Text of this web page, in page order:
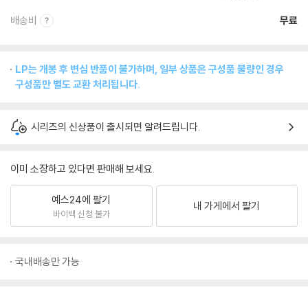
배송비 무료
LP는 개봉 후 변심 반품이 불가하며, 일부 상품은 구성품 불량인 경우
구성품만 별도 교환 처리됩니다.
시리즈의 신상품이 출시되면 알려드립니다.
이미 소장하고 있다면 판매해 보세요.
예스24에 팔기
바이백 신청 불가
내 가게에서 팔기
국내배송만 가능